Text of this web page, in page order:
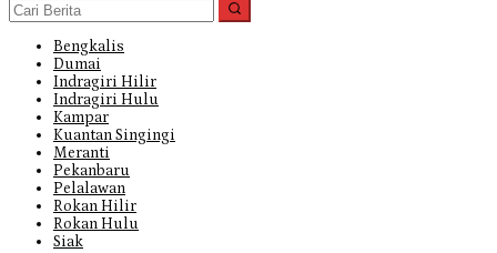
Bengkalis
Dumai
Indragiri Hilir
Indragiri Hulu
Kampar
Kuantan Singingi
Meranti
Pekanbaru
Pelalawan
Rokan Hilir
Rokan Hulu
Siak